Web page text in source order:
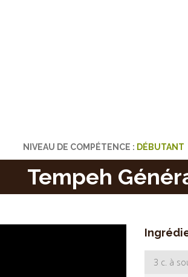
NIVEAU DE COMPÉTENCE :
Tempeh
3 c. à